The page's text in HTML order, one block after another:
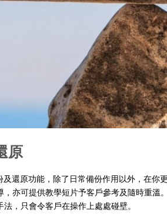
原
還原功能，除了日常備份作用以外，在你
，亦可提供教學短片予客戶參考及隨時重溫
，只會令客戶在操作上處處碰壁。